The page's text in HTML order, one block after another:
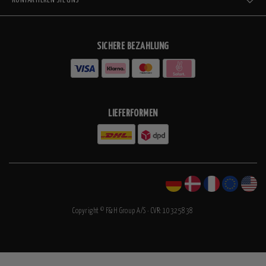
SICHERE BEZAHLUNG
LIEFERFORMEN
Copyright © F&H Group A/S · CVR: 10325838